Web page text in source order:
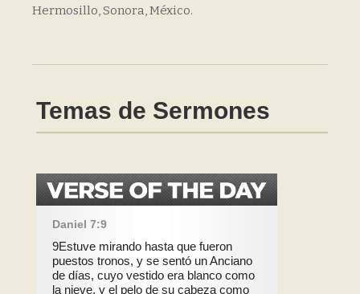
Hermosillo, Sonora, México.
Temas de Sermones